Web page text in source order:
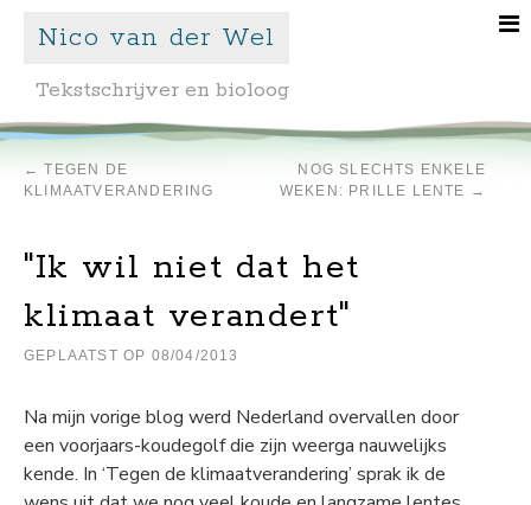
Nico van der Wel
Tekstschrijver en bioloog
← TEGEN DE
KLIMAATVERANDERING
NOG SLECHTS ENKELE
WEKEN: PRILLE LENTE →
"Ik wil niet dat het
klimaat verandert"
GEPLAATST OP 08/04/2013
Na mijn vorige blog werd Nederland overvallen door
een voorjaars-koudegolf die zijn weerga nauwelijks
kende. In ‘Tegen de klimaatverandering’ sprak ik de